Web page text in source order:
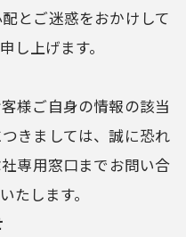
とご迷惑をおかけして
し上げます。
様ご自身の情報の該当
きましては、誠に恐れ
専用窓口までお問い合
たします。